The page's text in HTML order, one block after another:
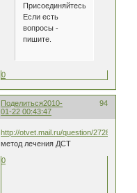
Присоединяйтесь!
Если есть
вопросы -
пишите.
0
Поделиться 94
2010-
01-22 00:43:47
http://otvet.mail.ru/question/27284753/
метод лечения ДСТ
0